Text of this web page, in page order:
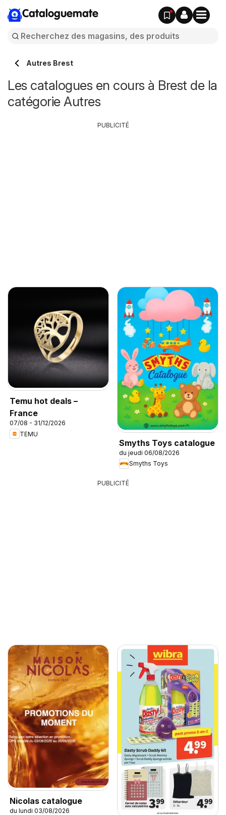
Cataloguemate
Autres Brest
Les catalogues en cours à Brest de la
catégorie Autres
Temu hot deals –
France
07/08 - 31/12/2026
TEMU
Smyths Toys catalogue
du jeudi 06/08/2026
Smyths Toys
PUBLICITÉ
PUBLICITÉ
Nicolas catalogue
du lundi 03/08/2026